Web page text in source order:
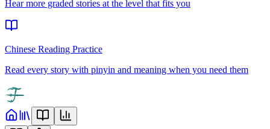
Hear more graded stories at the level that fits you
Chinese Reading Practice
Read every story with pinyin and meaning when you need them